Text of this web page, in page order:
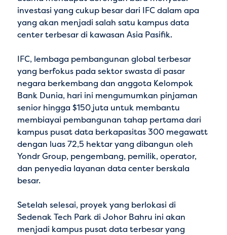
investasi yang cukup besar dari IFC dalam apa
yang akan menjadi salah satu kampus data
center terbesar di kawasan Asia Pasifik.
IFC, lembaga pembangunan global terbesar
yang berfokus pada sektor swasta di pasar
negara berkembang dan anggota Kelompok
Bank Dunia, hari ini mengumumkan pinjaman
senior hingga $150 juta untuk membantu
membiayai pembangunan tahap pertama dari
kampus pusat data berkapasitas 300 megawatt
dengan luas 72,5 hektar yang dibangun oleh
Yondr Group, pengembang, pemilik, operator,
dan penyedia layanan data center berskala
besar.
Setelah selesai, proyek yang berlokasi di
Sedenak Tech Park di Johor Bahru ini akan
menjadi kampus pusat data terbesar yang